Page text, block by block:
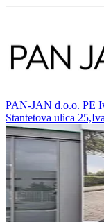
PAN-JAN d.o.o. PE
Stantetova ulica